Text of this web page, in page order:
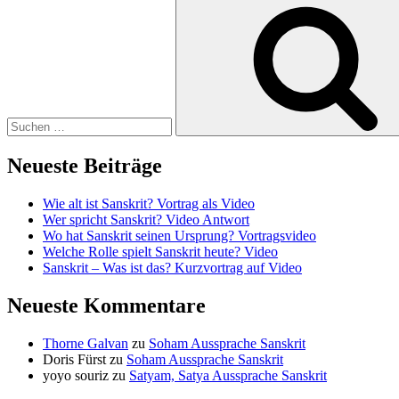
Neueste Beiträge
Wie alt ist Sanskrit? Vortrag als Video
Wer spricht Sanskrit? Video Antwort
Wo hat Sanskrit seinen Ursprung? Vortragsvideo
Welche Rolle spielt Sanskrit heute? Video
Sanskrit – Was ist das? Kurzvortrag auf Video
Neueste Kommentare
Thorne Galvan zu Soham Aussprache Sanskrit
Doris Fürst zu Soham Aussprache Sanskrit
yoyo souriz zu Satyam, Satya Aussprache Sanskrit